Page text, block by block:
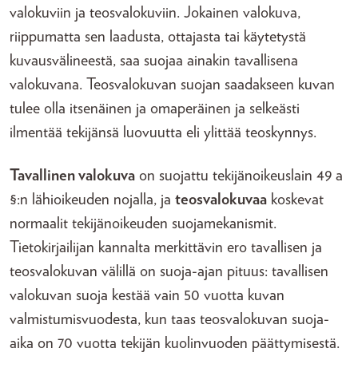
valokuviin ja teosvalokuviin. Jokainen valokuva,
riippumatta sen laadusta, ottajasta tai käytetystä
kuvausvälineestä, saa suojaa ainakin tavallisena
valokuvana. Teosvalokuvan suojan saadakseen kuvan
tulee olla itsenäinen ja omaperäinen ja selkeästi
ilmentää tekijänsä luovuutta eli ylittää teoskynnys.
Tavallinen valokuva on suojattu tekijänoikeuslain 49 a
§:n lähioikeuden nojalla, ja teosvalokuvaa koskevat
normaalit tekijänoikeuden suojamekanismit.
Tietokirjailijan kannalta merkittävin ero tavallisen ja
teosvalokuvan välillä on suoja-ajan pituus: tavallisen
valokuvan suoja kestää vain 50 vuotta kuvan
valmistumisvuodesta, kun taas teosvalokuvan suoja-
aika on 70 vuotta tekijän kuolinvuoden päättymisestä.